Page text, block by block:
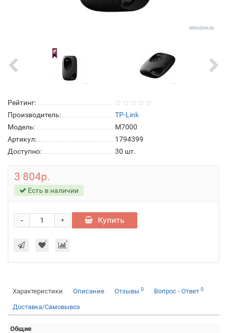
Рейтинг:
Производитель:
TP-Link
Модель:
M7000
Артикул:
1794399
Доступно:
30 шт.
3 804р.
Есть в наличии
+
- Купить
Характеристики Описание Отзывы 0 Вопрос - Ответ 0
Доставка/Самовывоз
Общие